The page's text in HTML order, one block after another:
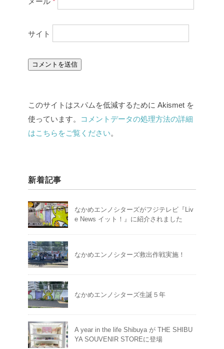
サイト
このサイトはスパムを低減するために Akismet を
使っています。
コメントデータの処理方法の詳細
はこちらをご覧ください。
新着記事
なかめエンノシターズがフジテレビ『Liv
e News イット！』に紹介されました
なかめエンノシターズ救出作戦実施！
なかめエンノシターズ生誕５年
A year in the life Shibuya が THE SHIBU
YA SOUVENIR STOREに登場